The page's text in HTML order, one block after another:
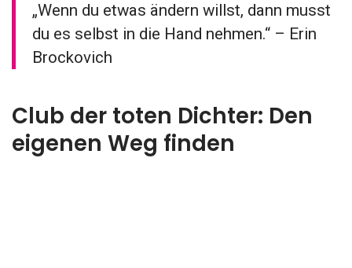
„Wenn du etwas ändern willst, dann musst
du es selbst in die Hand nehmen.“ – Erin
Brockovich
Club der toten Dichter: Den
eigenen Weg finden